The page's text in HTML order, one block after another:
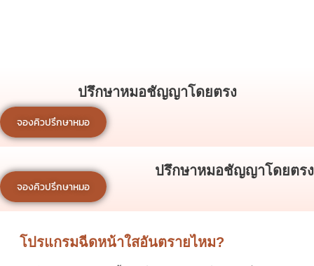
ปรึกษาหมอชัญญาโดยตรง
จองคิวปรึกษาหมอ
ปรึกษาหมอชัญญาโดยตรง
จองคิวปรึกษาหมอ
โปรแกรมฉีดหน้าใสอันตรายไหม?